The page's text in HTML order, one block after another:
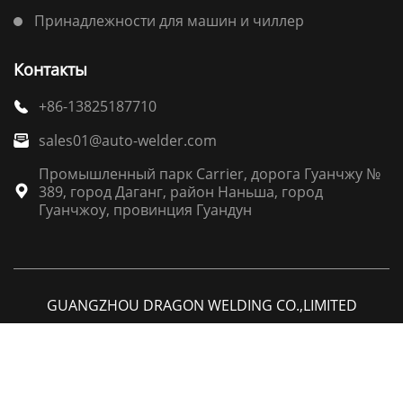
Принадлежности для машин и чиллер
Контакты
 +86-13825187710
 sales01@auto-welder.com

Промышленный парк Carrier, дорога Гуанчжу №
389, город Даганг, район Наньша, город
Гуанчжоу, провинция Гуандун
GUANGZHOU DRAGON WELDING CO.,LIMITED